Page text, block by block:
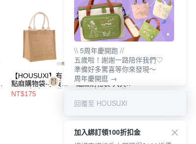
【HOUSUXI】有
點麻購物袋-小黃
【5周年慶↘三件
75折】
NT$175
【HOUSUXI】有
點麻購物袋-大黃
75折】
\\ 5周年慶開跑 //
五歲啦！謝謝一路陪伴我們♡
準備好多驚喜等你來發現～
周年慶開逛 →
回覆至 HOUSUXI
加入綁訂領100折扣金